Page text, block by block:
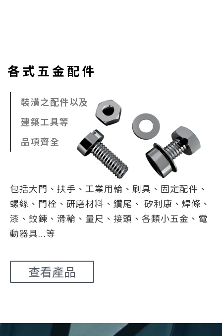
各式五金配件
裝潢之配件以及
建築工具等
品項齊全
包括大門、扶手、工業用輪、刷具、固定配件、
螺絲、門栓、研磨材料、鑽尾、 矽利康、焊條、
漆、鉸鍊、滑輪、量尺、接頭、各類小五金、電
動器具…等
查看產品